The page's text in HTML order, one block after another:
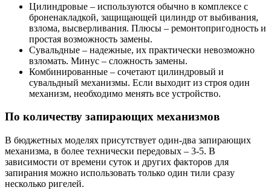
Цилиндровые – используются обычно в комплексе с
броненакладкой, защищающей цилиндр от выбивания,
взлома, высверливания. Плюсы – ремонтопригодность и
простая возможность замены.
Сувальдные – надежные, их практически невозможно
взломать. Минус – сложность замены.
Комбинированные – сочетают цилиндровый и
сувальдный механизмы. Если выходит из строя один
механизм, необходимо менять все устройство.
По количеству запирающих механизмов
В бюджетных моделях присутствует один-два запирающих
механизма, в более технически передовых – 3-5. В
зависимости от времени суток и других факторов для
запирания можно использовать только один тили сразу
несколько ригелей.